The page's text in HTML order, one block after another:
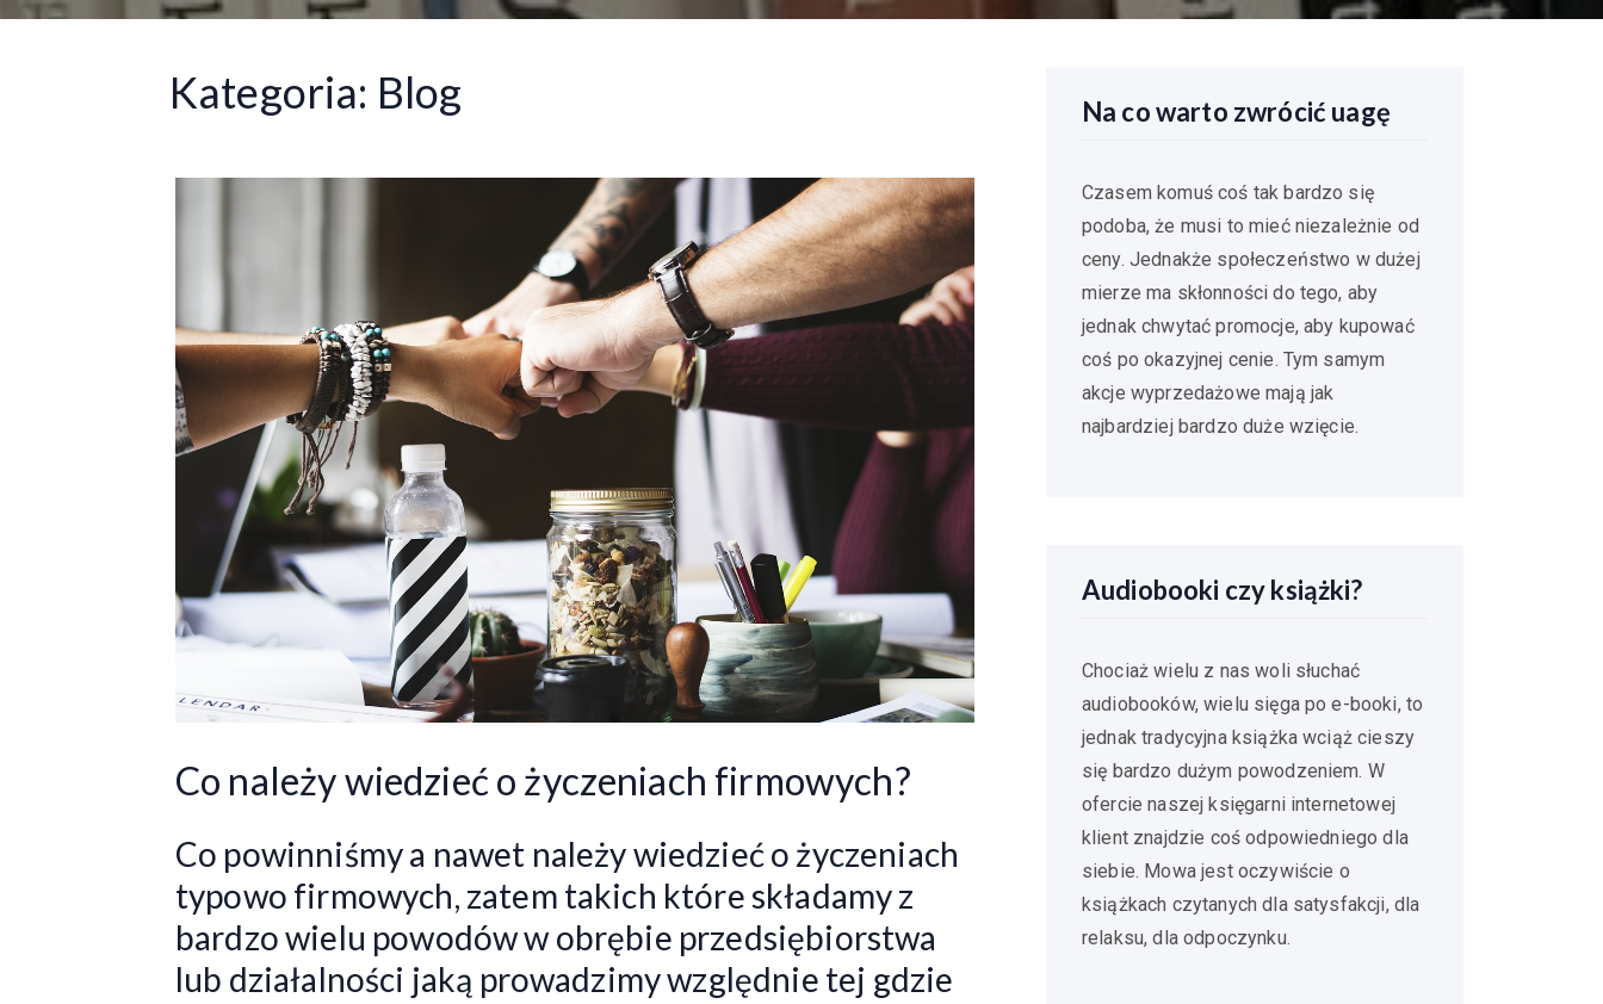
Kategoria: Blog
Co należy wiedzieć o życzeniach firmowych?
Co powinniśmy a nawet należy wiedzieć o życzeniach
typowo firmowych, zatem takich które składamy z
bardzo wielu powodów w obrębie przedsiębiorstwa
lub działalności jaką prowadzimy względnie tej gdzie
Na co warto zwrócić uagę
Czasem komuś coś tak bardzo się
podoba, że musi to mieć niezależnie od
ceny. Jednakże społeczeństwo w dużej
mierze ma skłonności do tego, aby
jednak chwytać promocje, aby kupować
coś po okazyjnej cenie. Tym samym
akcje wyprzedażowe mają jak
najbardziej bardzo duże wzięcie.
Audiobooki czy książki?
Chociaż wielu z nas woli słuchać
audiobooków, wielu sięga po e-booki, to
jednak tradycyjna książka wciąż cieszy
się bardzo dużym powodzeniem. W
ofercie naszej księgarni internetowej
klient znajdzie coś odpowiedniego dla
siebie. Mowa jest oczywiście o
książkach czytanych dla satysfakcji, dla
relaksu, dla odpoczynku.